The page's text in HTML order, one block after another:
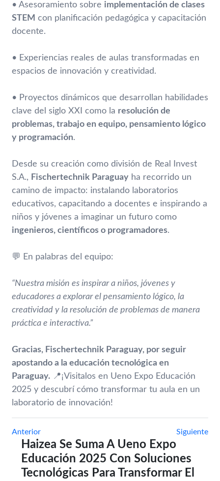
• Asesoramiento sobre implementación de clases
STEM con planificación pedagógica y capacitación
docente.
• Experiencias reales de aulas transformadas en
espacios de innovación y creatividad.
• Proyectos dinámicos que desarrollan habilidades
clave del siglo XXI como la resolución de
problemas, trabajo en equipo, pensamiento lógico
y programación.
Desde su creación como división de Real Invest
S.A., Fischertechnik Paraguay ha recorrido un
camino de impacto: instalando laboratorios
educativos, capacitando a docentes e inspirando a
niños y jóvenes a imaginar un futuro como
ingenieros, científicos o programadores.
💬 En palabras del equipo:
“Nuestra misión es inspirar a niños, jóvenes y
educadores a explorar el pensamiento lógico, la
creatividad y la resolución de problemas de manera
práctica e interactiva.”
Gracias, Fischertechnik Paraguay, por seguir
apostando a la educación tecnológica en
Paraguay. 📍¡Visitalos en Ueno Expo Educación
2025 y descubrí cómo transformar tu aula en un
laboratorio de innovación!
Anterior Siguiente
Haizea Se Suma A Ueno Expo
Educación 2025 Con Soluciones
Tecnológicas Para Transformar El